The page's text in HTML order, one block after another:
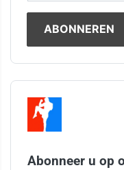
Abonneer u op